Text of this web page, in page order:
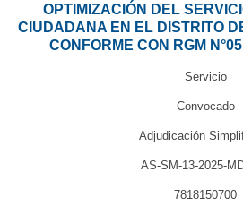
OPTIMIZACIÓN DEL
CIUDADANA EN EL DISTRITO
CONFORME CON RGM
Servicio
Convocado
Adjudicación
AS-SM-13-2025-
7818150700